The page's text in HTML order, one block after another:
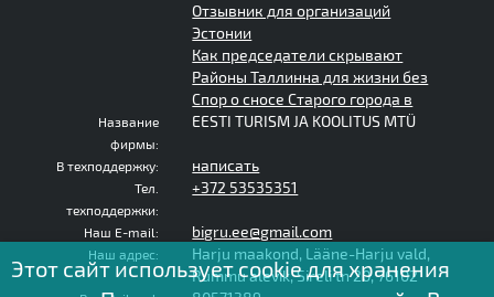
Отзывник для организаций
Эстонии
Как председатели скрывают
Районы Таллинна для жизни без
Спор о сносе Старого города в
Название
фирмы:
EESTI TURISM JA KOOLITUS MTÜ
В техподдержку: написать
Тел.
техподдержки:
+372 53535351
Наш E-mail: bigru.ee@gmail.com
Наш адрес:
Harju maakond, Lääne-Harju vald,
Rummu alevik, Sireli tn 20, 76102
Этот сайт использует cookie для хранения